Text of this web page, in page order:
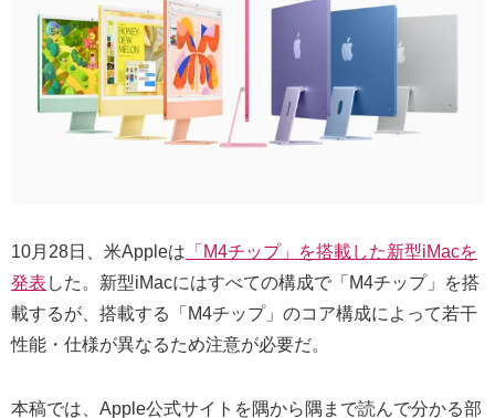
10月28日、米Appleは 「M4チップ」を搭載した新型iMacを
発表 した。新型iMacにはすべての構成で「M4チップ」を搭
載するが、搭載する「M4チップ」のコア構成によって若干
性能・仕様が異なるため注意が必要だ。
本稿では、Apple公式サイトを隅から隅まで読んで分かる部